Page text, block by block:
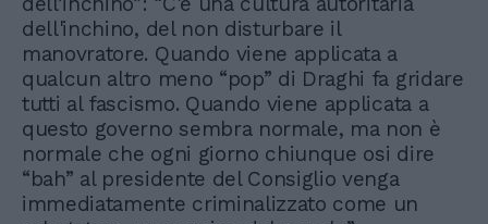
dell'inchino, del non disturbare il
manovratore. Quando viene applicata a
qualcun altro meno “pop” di Draghi fa gridare
tutti al fascismo. Quando viene applicata a
questo governo sembra normale, ma non è
normale che ogni giorno chiunque osi dire
“bah” al presidente del Consiglio venga
immediatamente criminalizzato come un